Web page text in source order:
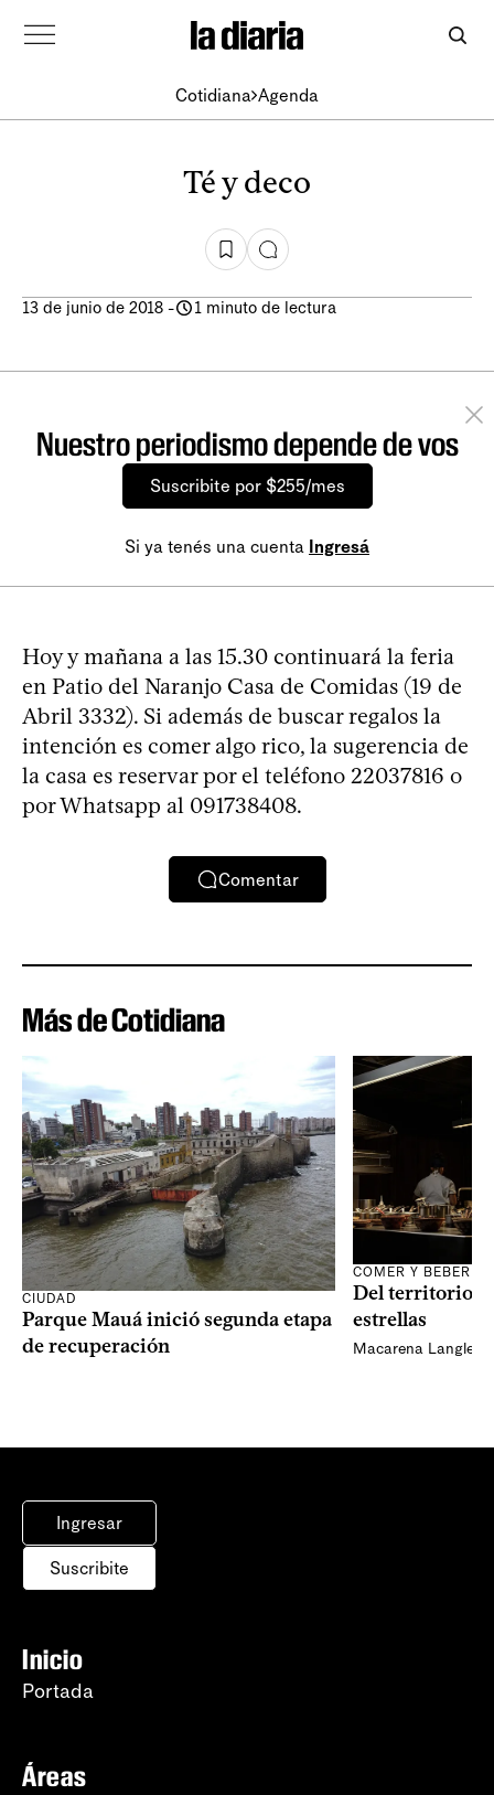
Cotidiana Agenda
Té y deco
13 de junio de 2018 - 1 minuto de lectura
Nuestro periodismo depende de vos
Suscribite por $255/mes
Si ya tenés una cuenta Ingresá
Hoy y mañana a las 15.30 continuará la feria
en Patio del Naranjo Casa de Comidas (19 de
Abril 3332). Si además de buscar regalos la
intención es comer algo rico, la sugerencia de
la casa es reservar por el teléfono 22037816 o
por Whatsapp al 091738408.
Comentar
Más de Cotidiana
CIUDAD
Parque Mauá inició segunda etapa
de recuperación
COMER Y BEBER
Del territorio a
estrellas
Macarena Langleib
Ingresar
Suscribite
Inicio
Portada
Áreas